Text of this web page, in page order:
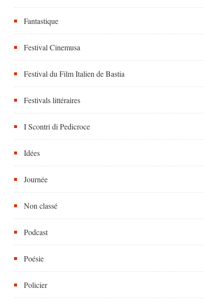
Fantastique
Festival Cinemusa
Festival du Film Italien de Bastia
Festivals littéraires
I Scontri di Pedicroce
Idées
Journée
Non classé
Podcast
Poésie
Policier